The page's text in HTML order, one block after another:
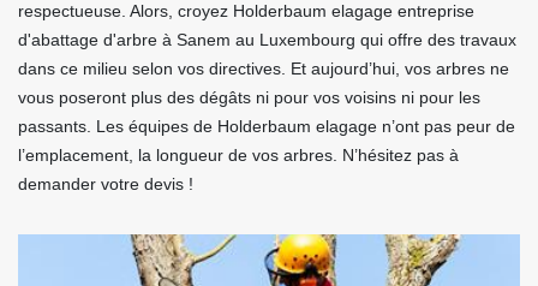
respectueuse. Alors, croyez Holderbaum elagage entreprise
d'abattage d'arbre à Sanem au Luxembourg qui offre des travaux
dans ce milieu selon vos directives. Et aujourd’hui, vos arbres ne
vous poseront plus des dégâts ni pour vos voisins ni pour les
passants. Les équipes de Holderbaum elagage n’ont pas peur de
l’emplacement, la longueur de vos arbres. N’hésitez pas à
demander votre devis !